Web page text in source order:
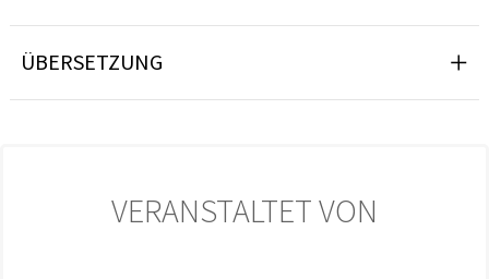
ÜBERSETZUNG
VERANSTALTET VON